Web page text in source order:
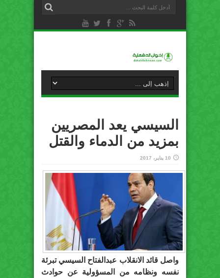
السيسي يعد المصريين
بمزيد من الدماء والقتل
10 يناير، 2017
واصل قائد الانقلاب عبدالفتاح السيسي تبرئة
نفسه ونظامه من المسؤولية عن حوادث